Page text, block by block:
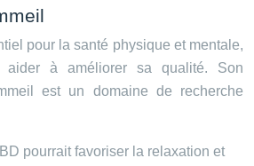
pour la santé physique et mentale,
à améliorer sa qualité. Son
est un domaine de recherche
pourrait favoriser la relaxation et